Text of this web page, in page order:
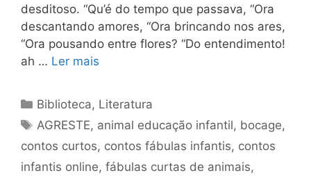
desditoso. “Qu’é do tempo que passava, “Ora
descantando amores, “Ora brincando nos ares,
“Ora pousando entre flores? “Do entendimento!
ah … Ler mais
Categorias
Biblioteca, Literatura
Tags
AGRESTE, animal educação infantil, bocage,
contos curtos, contos fábulas infantis, contos
infantis online, fábulas curtas de animais,